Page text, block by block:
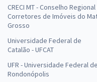
CRECI MT - Conselho
Corretores de Imóveis do
Grosso
Universidade Federal de
Catalão - UFCAT
UFR - Universidade Federal de
Rondonópolis